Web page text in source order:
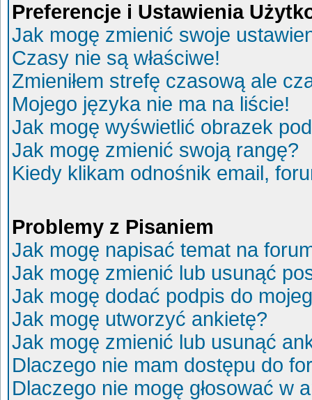
Preferencje i Ustawienia
Jak mogę zmienić swoje
Czasy nie są właściwe!
Zmieniłem strefę czasową ale
Mojego języka nie ma na liście!
Jak mogę wyświetlić obrazek
Jak mogę zmienić swoją rangę?
Kiedy klikam odnośnik email,
Problemy z Pisaniem
Jak mogę napisać temat na
Jak mogę zmienić lub usunąć
Jak mogę dodać podpis do
Jak mogę utworzyć ankietę?
Jak mogę zmienić lub usunąć
Dlaczego nie mam dostępu do
Dlaczego nie mogę głosować w